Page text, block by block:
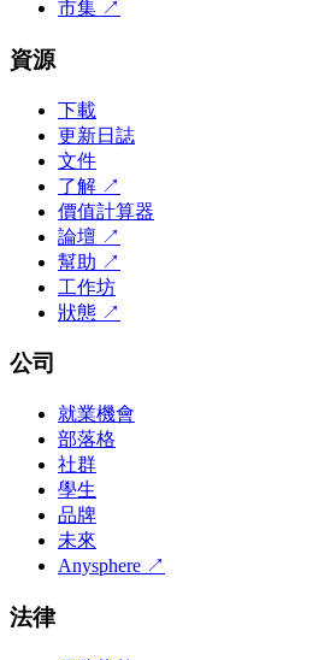
市集 ↗
資源
下載
更新日誌
文件
了解 ↗
價值計算器
論壇 ↗
幫助 ↗
工作坊
狀態 ↗
公司
就業機會
部落格
社群
學生
品牌
未來
Anysphere ↗
法律